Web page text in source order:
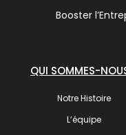
Booster
QUI SOMMES-
Notre Histoire
L’équipe